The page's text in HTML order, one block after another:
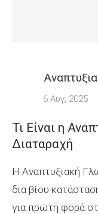
6 Αυγ, 2025
Τι Είναι η
Διαταραχή
Η Αναπτυξιακή
δια βίου
για πρώτη φορά